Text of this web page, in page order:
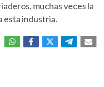
muchas veces la
esta industria.